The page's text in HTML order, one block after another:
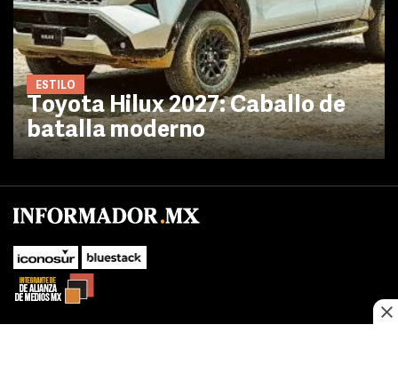
ESTILO
Toyota Hilux 2027: Caballo de
batalla moderno